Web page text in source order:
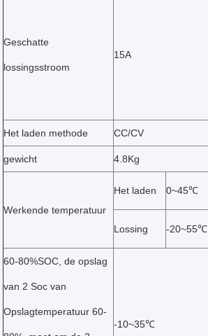
Geschatte
lossingsstroom
15A
Het laden methode CC/CV
gewicht 4.8Kg
Werkende temperatuur
Het laden 0~45℃
Lossing -20~55℃
60-80%SOC, de opslag
van 2 Soc van
Opslagtemperatuur 60-
-10~35℃